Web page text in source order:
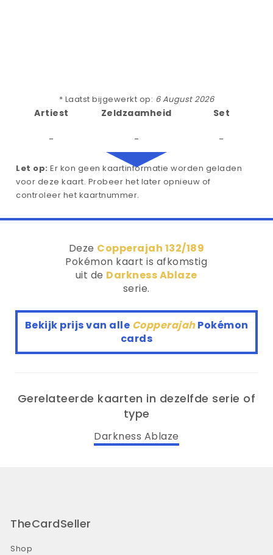
* Laatst bijgewerkt op: 6 August 2026
Artiest
-
Zeldzaamheid
-
Set
-
Let op: Er kon geen kaartinformatie worden geladen
voor deze kaart. Probeer het later opnieuw of
controleer het kaartnummer.
Deze Copperajah 132/189
Pokémon kaart is afkomstig
uit de Darkness Ablaze
serie.
Bekijk prijs van alle CopperajahPokémon
cards
Gerelateerde kaarten in dezelfde serie of
type
Darkness Ablaze
TheCardSeller
Shop